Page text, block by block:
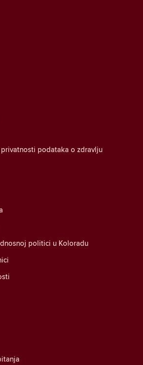
podataka o zdravlju
politici u Koloradu